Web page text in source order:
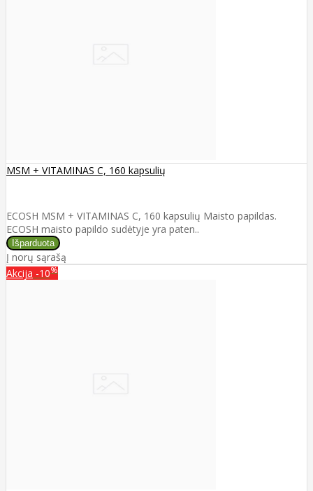
MSM + VITAMINAS C, 160 kapsulių
ECOSH MSM + VITAMINAS C, 160 kapsulių Maisto papildas.
ECOSH maisto papildo sudėtyje yra paten..
Į norų sąrašą
Akcija -10%